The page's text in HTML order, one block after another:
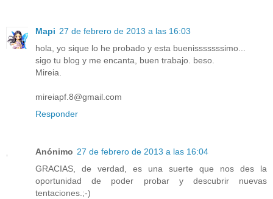
Mapi 27 de febrero de 2013 a las 16:03
hola, yo sique lo he probado y esta buenisssssssimo...
sigo tu blog y me encanta, buen trabajo. beso.
Mireia.
mireiapf.8@gmail.com
Responder
Anónimo 27 de febrero de 2013 a las 16:04
GRACIAS, de verdad, es una suerte que nos des la
oportunidad de poder probar y descubrir nuevas
tentaciones.;-)